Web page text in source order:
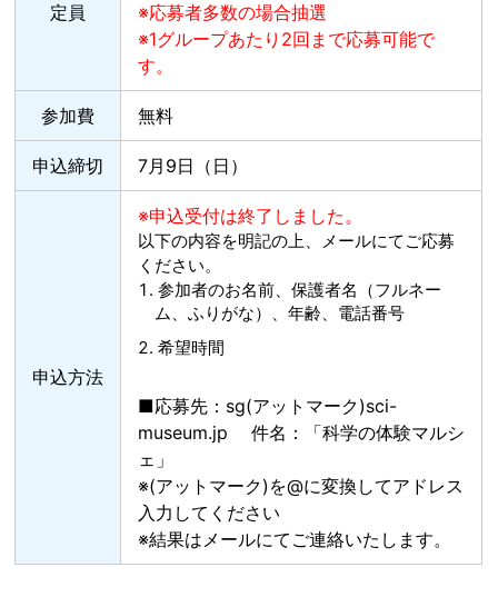
定員
※応募者多数の場合抽選
※1グループあたり2回まで応募可能で
す。
参加費 無料
申込締切 7月9日（日）
申込方法
※申込受付は終了しました。
以下の内容を明記の上、メールにてご応募
ください。
参加者のお名前、保護者名（フルネー
ム、ふりがな）、年齢、電話番号
希望時間
■応募先：sg(アットマーク)sci-
museum.jp 件名：「科学の体験マルシ
ェ」
※(アットマーク)を@に変換してアドレス
入力してください
※結果はメールにてご連絡いたします。